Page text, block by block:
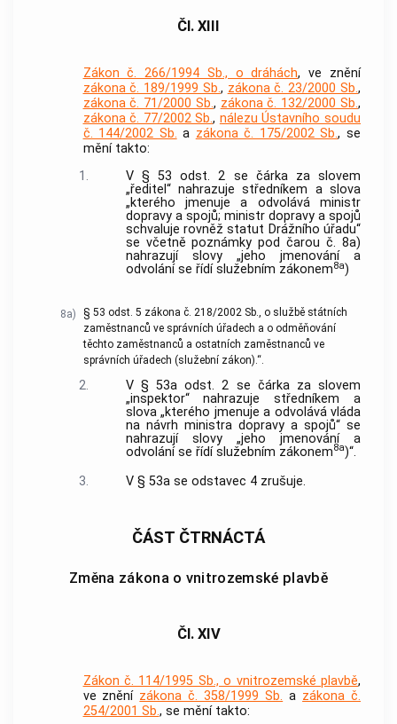
Čl. XIII
Zákon č. 266/1994 Sb., o dráhách, ve znění
zákona č. 189/1999 Sb., zákona č. 23/2000 Sb.,
zákona č. 71/2000 Sb., zákona č. 132/2000 Sb.,
zákona č. 77/2002 Sb., nálezu Ústavního soudu
č. 144/2002 Sb. a zákona č. 175/2002 Sb., se
mění takto:
1.
V § 53 odst. 2 se čárka za slovem
„ředitel“ nahrazuje středníkem a slova
„kterého jmenuje a odvolává ministr
dopravy a spojů; ministr dopravy a spojů
schvaluje rovněž statut Drážního úřadu“
se včetně poznámky pod čarou č. 8a)
nahrazují slovy „jeho jmenování a
odvolání se řídí služebním zákonem8a)
8a)
§ 53 odst. 5 zákona č. 218/2002 Sb., o službě státních
zaměstnanců ve správních úřadech a o odměňování
těchto zaměstnanců a ostatních zaměstnanců ve
správních úřadech (služební zákon).“.
2.
V § 53a odst. 2 se čárka za slovem
„inspektor“ nahrazuje středníkem a
slova „kterého jmenuje a odvolává vláda
na návrh ministra dopravy a spojů“ se
nahrazují slovy „jeho jmenování a
odvolání se řídí služebním zákonem8a)“.
3.
V § 53a se odstavec 4 zrušuje.
ČÁST ČTRNÁCTÁ
Změna zákona o vnitrozemské plavbě
Čl. XIV
Zákon č. 114/1995 Sb., o vnitrozemské plavbě,
ve znění zákona č. 358/1999 Sb. a zákona č.
254/2001 Sb., se mění takto: